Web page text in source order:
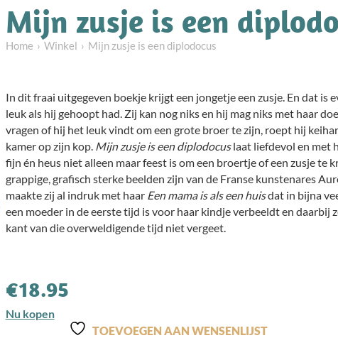
Mijn zusje is een
Home Winkel Mijn zusje is een diplodocus
In dit fraai uitgegeven boekje krijgt een jongetje een zusje. En dat is
leuk als hij gehoopt had. Zij kan nog niks en hij mag niks met haar
vragen of hij het leuk vindt om een grote broer te zijn, roept hij
kamer op zijn kop. Mijn zusje is een diplodocuslaat liefdevol en met
fijn én heus niet alleen maar feest is om een broertje of een zusje te
grappige, grafisch sterke beelden zijn van de Franse kunstenares
maakte zij al indruk met haar Een mama is als een huisdat in bijna
een moeder in de eerste tijd is voor haar kindje verbeeldt en daarbij
kant van die overweldigende tijd niet vergeet.
€18.95
Nu kopen
TOEVOEGEN AAN WENSENLIJST